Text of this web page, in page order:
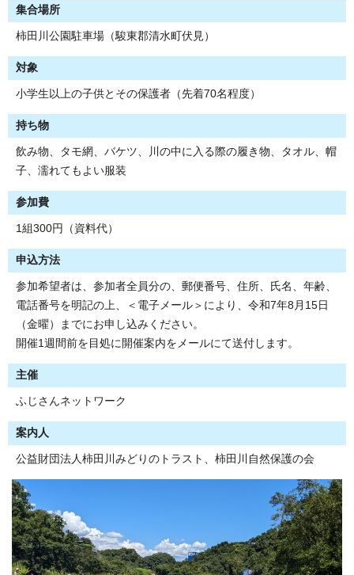
集合場所
柿田川公園駐車場（駿東郡清水町伏見）
対象
小学生以上の子供とその保護者（先着70名程度）
持ち物
飲み物、タモ網、バケツ、川の中に入る際の履き物、タオル、帽
子、濡れてもよい服装
参加費
1組300円（資料代）
申込方法
参加希望者は、参加者全員分の、郵便番号、住所、氏名、年齢、
電話番号を明記の上、＜電子メール＞により、令和7年8月15日
（金曜）までにお申し込みください。
開催1週間前を目処に開催案内をメールにて送付します。
主催
ふじさんネットワーク
案内人
公益財団法人柿田川みどりのトラスト、柿田川自然保護の会